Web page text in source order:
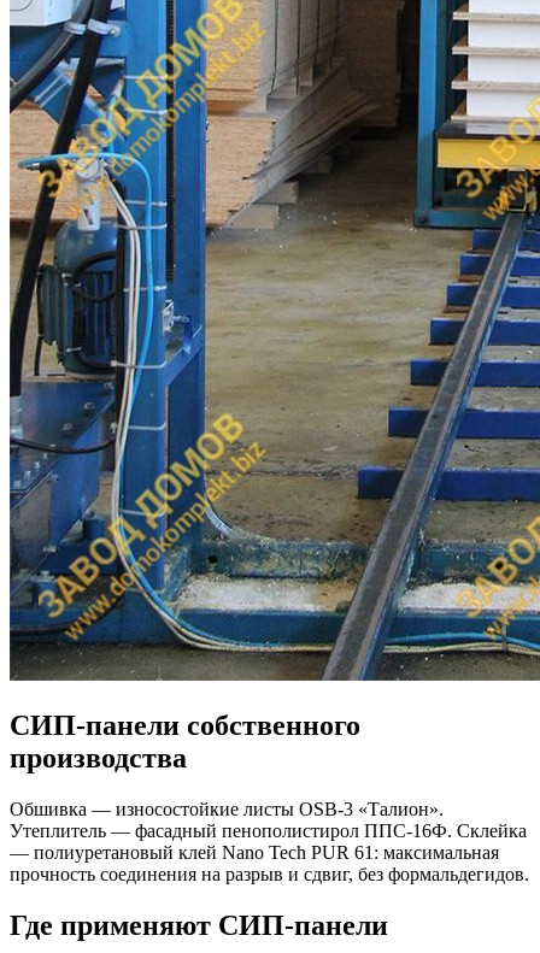
СИП-панели собственного
производства
Обшивка — износостойкие листы OSB-3 «Талион».
Утеплитель — фасадный пенополистирол ППС-16Ф. Склейка
— полиуретановый клей Nano Tech PUR 61: максимальная
прочность соединения на разрыв и сдвиг, без формальдегидов.
Где применяют СИП-панели